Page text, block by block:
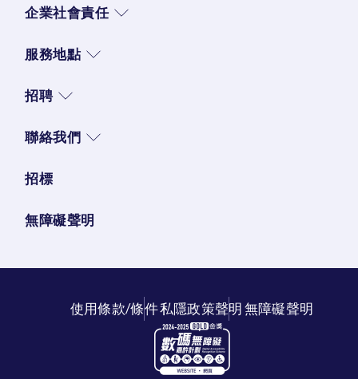
企業社會責任
服務地點
招聘
聯絡我們
招標
無障礙聲明
使用條款/條件私隱政策聲明無障礙聲明